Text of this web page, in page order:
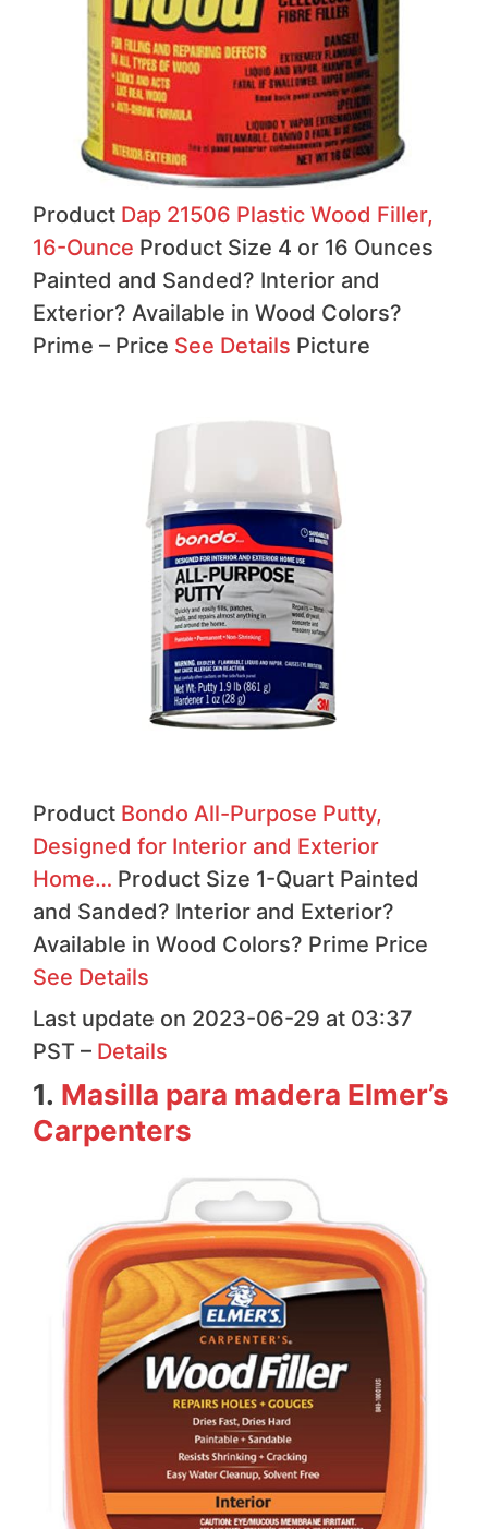
Product Dap 21506 Plastic Wood Filler,
16-Ounce Product Size 4 or 16 Ounces
Painted and Sanded? Interior and
Exterior? Available in Wood Colors?
Prime – Price See Details Picture
Product Bondo All-Purpose Putty,
Designed for Interior and Exterior
Home… Product Size 1-Quart Painted
and Sanded? Interior and Exterior?
Available in Wood Colors? Prime Price
See Details
Last update on 2023-06-29 at 03:37
PST – Details
1. Masilla para madera Elmer’s
Carpenters